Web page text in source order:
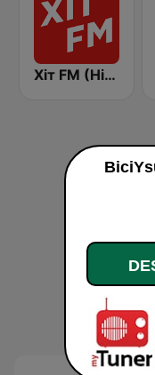
Хіт FM (Hit FM) - Ukr